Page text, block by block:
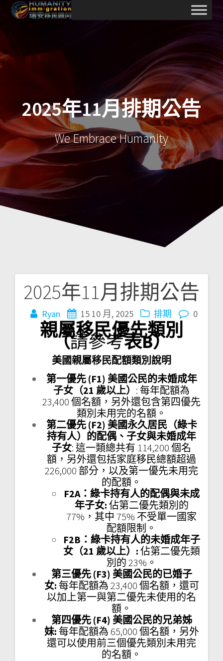
2025年11月排期公告
We Embrace Humanity
2025年11月排期公告
Ryan 15 10 月, 2025 排期 0
親屬移民優先類別
（請參考表B）
美國親屬移民配額類別說明
第一優先 (F1) 美國公民的未婚成年
子女（21 歲以上） : 每年配額為
23,400 個名額，另外還包含第四優先
類別未用完的名額。
第二優先 (F2) 美國永久居民（綠卡
持有人）的配偶、子女與未婚成年
子女: 這一類總共有 114,200 個名
額，另外還包括家庭移民總額超過
226,000 部分，以及第一優先未用完
的配額。
F2A：綠卡持有人的配偶與未成
年子女: 佔第二優先類別的
77%，其中 75% 不受單一國家
配額限制。
F2B：綠卡持有人的未婚成年子
女（21 歲以上）: 佔第二優先類
別的 23%。
第三優先 (F3) 美國公民的已婚子
女: 每年配額為 23,400 個名額，還可
以加上第一與第二優先未使用的名
額。
第四優先 (F4) 美國公民的兄弟姊
妹: 每年配額為 65,000 個名額，另外
還可以使用前三個優先類別未用完
的名額。
文
章